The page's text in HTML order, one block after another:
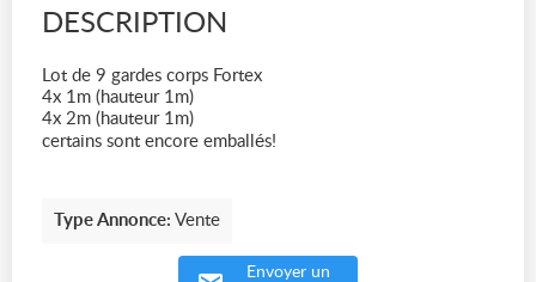
DESCRIPTION
Lot de 9 gardes corps Fortex
4x 1m (hauteur 1m)
4x 2m (hauteur 1m)
certains sont encore emballés!
Type Annonce: Vente
Envoyer un